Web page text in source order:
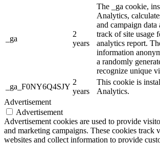
_ga
2
years
The _ga cookie,
Analytics,
and campaign data
track of site usage
analytics report.
information
a randomly
recognize unique
_ga_F0NY6Q4SJY
2
years
This cookie is
Analytics.
Advertisement
Advertisement
Advertisement cookies are used to provide
and marketing campaigns. These cookies track
websites and collect information to provide